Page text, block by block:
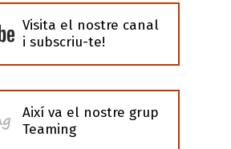
Visita el nostre canal
i subscriu-te!
Així va el nostre grup
Teaming